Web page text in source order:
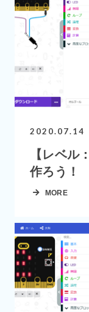
2020.07.14
【レベ
作ろう！
MORE